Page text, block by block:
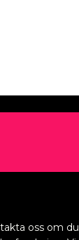
oss om du